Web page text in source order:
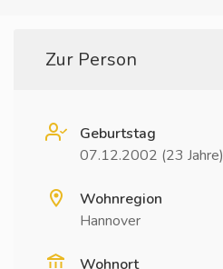
Zur Person
Geburtstag
07.12.2002 (23 Jahre)
Wohnregion
Hannover
Wohnort